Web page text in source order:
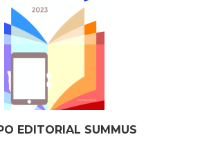
EDITORIAL SUMMUS